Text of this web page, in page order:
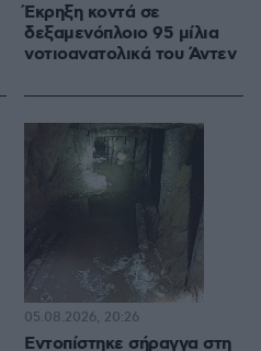
Έκρηξη κοντά σε
δεξαμενόπλοιο 95 μίλια
νοτιοανατολικά του Άντεν
Εντοπίστηκε σήραγγα στη
05.08.2026, 20:26